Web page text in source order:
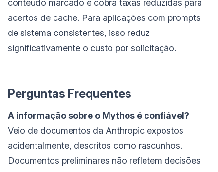
conteúdo marcado e cobra taxas reduzidas para
acertos de cache. Para aplicações com prompts
de sistema consistentes, isso reduz
significativamente o custo por solicitação.
Perguntas Frequentes
A informação sobre o Mythos é confiável?
Veio de documentos da Anthropic expostos
acidentalmente, descritos como rascunhos.
Documentos preliminares não refletem decisões